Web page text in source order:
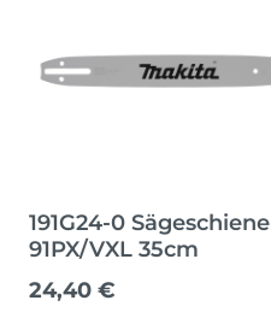
191G24-0 Sägeschiene
91PX/VXL 35cm
Regulärer Preis:
24,40 €